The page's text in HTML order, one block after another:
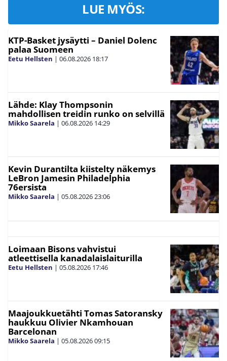
LUE MYÖS:
KTP-Basket jysäytti – Daniel Dolenc
palaa Suomeen
Eetu Hellsten | 06.08.2026 18:17
Lähde: Klay Thompsonin
mahdollisen treidin runko on selvillä
Mikko Saarela | 06.08.2026 14:29
Kevin Durantilta kiistelty näkemys
LeBron Jamesin Philadelphia
76ersista
Mikko Saarela | 05.08.202623:06
Loimaan Bisons vahvistui
atleettisella kanadalaislaiturilla
Eetu Hellsten | 05.08.2026 17:46
Maajoukkuetähti Tomas Satoransky
haukkuu Olivier Nkamhouan
Barcelonan
Mikko Saarela | 05.08.202609:15